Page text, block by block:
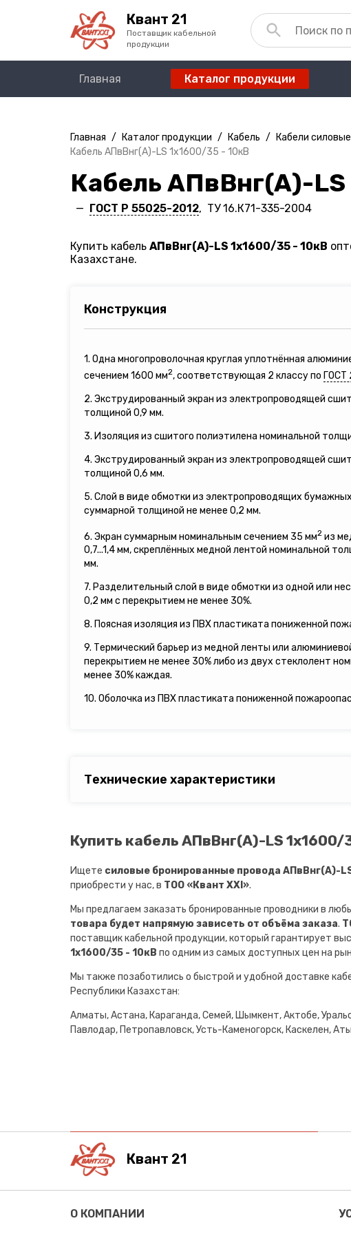
Квант 21
Поставщик кабельной
продукции
Главная Каталог продукции
Главная / Каталог продукции / Кабель / Кабели
Кабель АПвВнг(A)-LS 1х1600/35 - 10кВ
Кабель АПвВнг(A)-
— ГОСТ Р 55025-2012, ТУ 16.К71-335-2004
Купить кабель АПвВнг(A)-LS 1х1600/35 - 10кВ
Казахстане.
Конструкция
1. Одна многопроволочная круглая уплотнённая
сечением 1600 мм2, соответствующая 2 классу по ГОСТ
2. Экструдированный экран из электропроводящей
толщиной 0,9 мм.
3. Изоляция из сшитого полиэтилена номинальной
4. Экструдированный экран из электропроводящей
толщиной 0,6 мм.
5. Слой в виде обмотки из электропроводящих
суммарной толщиной не менее 0,2 мм.
6. Экран суммарным номинальным сечением 35 мм2 из
0,7...1,4 мм, скреплённых медной лентой номинальной
мм.
7. Разделительный слой в виде обмотки из одной или
0,2 мм с перекрытием не менее 30%.
8. Поясная изоляция из ПВХ пластиката пониженной
9. Термический барьер из медной ленты или
перекрытием не менее 30% либо из двух стеклолент
менее 30% каждая.
10. Оболочка из ПВХ пластиката пониженной
Технические характеристики
Купить кабель АПвВнг(A)-LS 1х1600/
Ищете силовые бронированные провода АПвВнг(A)-
приобрести у нас, в ТОО «Квант XXI».
Мы предлагаем заказать бронированные проводники в
товара будет напрямую зависеть от объёма заказа.
поставщик кабельной продукции, который гарантирует
1х1600/35 - 10кВ по одним из самых доступных цен на
Мы также позаботились о быстрой и удобной доставке
Республики Казахстан:
Алматы, Астана, Караганда, Семей, Шымкент, Актобе,
Павлодар, Петропавловск, Усть-Каменогорск, Каскелен,
Квант 21
О КОМПАНИИ